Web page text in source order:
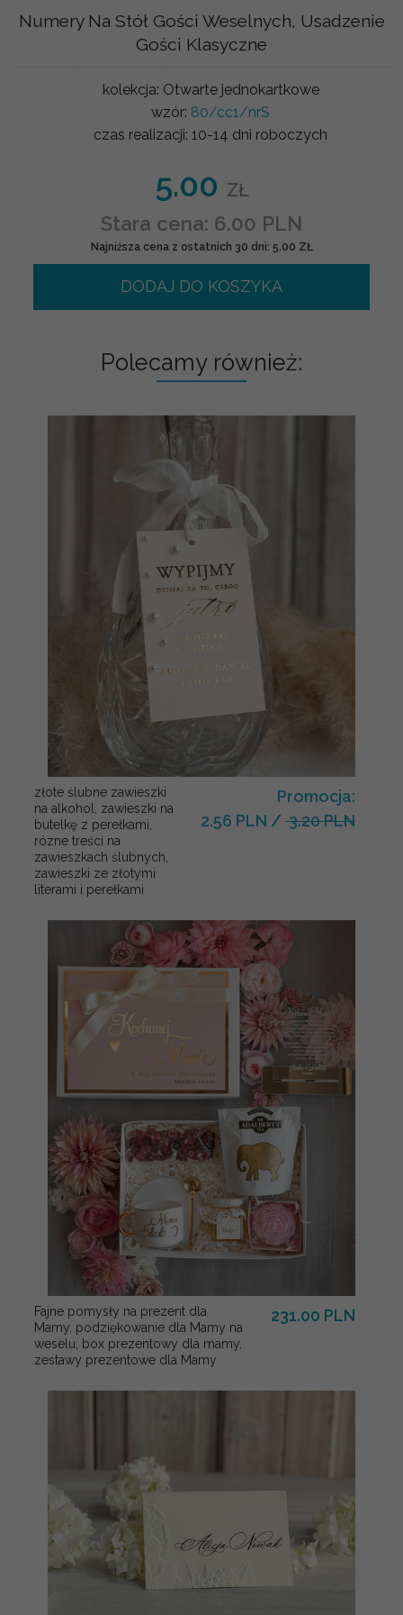
Numery Na Stół Gości Weselnych, Usadzenie
Gości Klasyczne
kolekcja: Otwarte jednokartkowe
wzór: 80/cc1/nrS
czas realizacji: 10-14 dni roboczych
5.00 ZŁ
Stara cena: 6.00 PLN
Najniższa cena z ostatnich 30 dni: 5.00 ZŁ
DODAJ DO KOSZYKA
Polecamy również:
złote ślubne zawieszki
na alkohol, zawieszki na
butelkę z perełkami,
rózne treści na
zawieszkach ślubnych,
zawieszki ze złotymi
literami i perełkami
Promocja:
2.56 PLN / 3.20 PLN
Fajne pomysły na prezent dla
Mamy, podziękowanie dla Mamy na
weselu, box prezentowy dla mamy,
zestawy prezentowe dla Mamy
231.00 PLN